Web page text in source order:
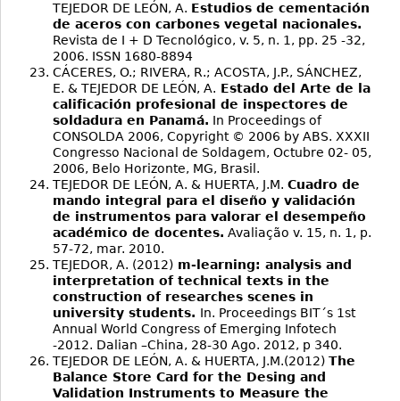
TEJEDOR DE LEÓN, A. Estudios de cementación
de aceros con carbones vegetal nacionales.
Revista de I + D Tecnológico, v. 5, n. 1, pp. 25 -32,
2006. ISSN 1680-8894
CÁCERES, O.; RIVERA, R.; ACOSTA, J.P., SÁNCHEZ,
E. & TEJEDOR DE LEÓN, A. Estado del Arte de la
calificación profesional de inspectores de
soldadura en Panamá. In Proceedings of
CONSOLDA 2006, Copyright © 2006 by ABS. XXXII
Congresso Nacional de Soldagem, Octubre 02- 05,
2006, Belo Horizonte, MG, Brasil.
TEJEDOR DE LEÓN, A. & HUERTA, J.M. Cuadro de
mando integral para el diseño y validación
de instrumentos para valorar el desempeño
académico de docentes. Avaliação v. 15, n. 1, p.
57-72, mar. 2010.
TEJEDOR, A. (2012) m-learning: analysis and
interpretation of technical texts in the
construction of researches scenes in
university students. In. Proceedings BIT´s 1st
Annual World Congress of Emerging Infotech
-2012. Dalian –China, 28-30 Ago. 2012, p 340.
TEJEDOR DE LEÓN, A. & HUERTA, J.M.(2012) The
Balance Store Card for the Desing and
Validation Instruments to Measure the